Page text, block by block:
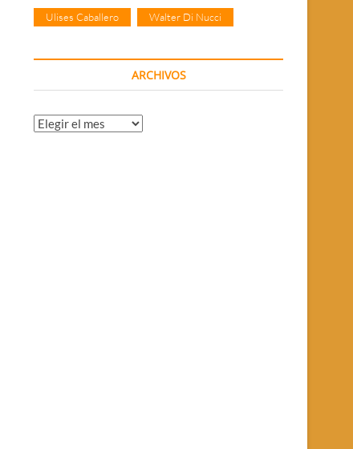
Ulises Caballero Walter Di Nucci
ARCHIVOS
Archivos